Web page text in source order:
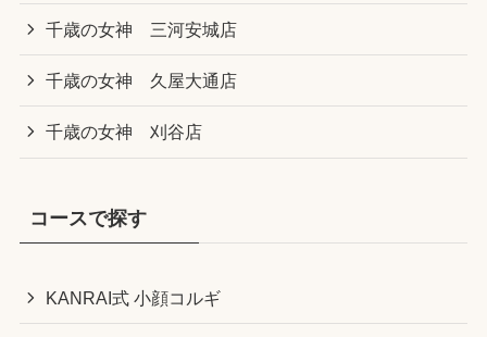
千歳の女神 三河安城店
千歳の女神 久屋大通店
千歳の女神 刈谷店
コースで探す
KANRAI式 小顔コルギ